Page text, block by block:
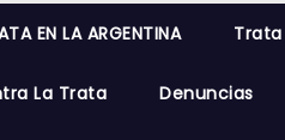
EN LA ARGENTINA Trata
La Trata Denuncias